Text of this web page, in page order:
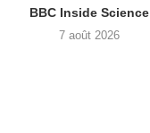
BBC Inside Science
7 août 2026